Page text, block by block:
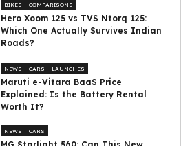
BIKES COMPARISONS
Hero Xoom 125 vs TVS Ntorq 125:
Which One Actually Survives Indian
Roads?
NEWS CARS LAUNCHES
Maruti e-Vitara BaaS Price
Explained: Is the Battery Rental
Worth It?
NEWS CARS